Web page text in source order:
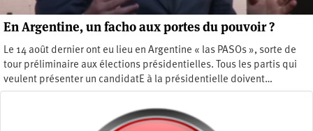
En Argentine, un facho aux portes du pouvoir ?
Le 14 août dernier ont eu lieu en Argentine « las PASOs », sorte de
tour préliminaire aux élections présidentielles. Tous les partis qui
veulent présenter un candidatE à la présidentielle doivent…